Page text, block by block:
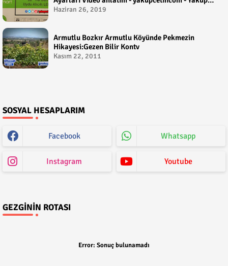
Çetin
Haziran 26, 2019
Armutlu Bozkır Armutlu Köyünde Pekmezin
Hikayesi:Gezen Bilir Kontv
Kasım 22, 2011
SOSYAL HESAPLARIM
Facebook Whatsapp
Instagram Youtube
GEZGININ ROTASI
Error: Sonuç bulunamadı